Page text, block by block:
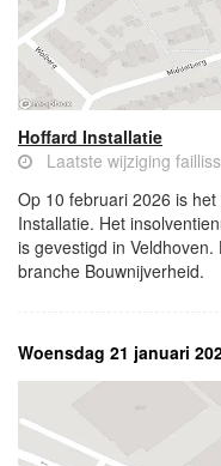
Hoffard Installatie
Laatste wijziging
Op 10 februari 2026 is
Installatie. Het
is gevestigd in
branche Bouwnijverheid.
Woensdag 21 januari